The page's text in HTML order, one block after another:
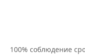
100% соблюдение